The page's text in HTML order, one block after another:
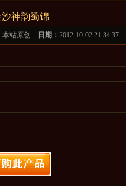
沙神韵蜀锦
本站原创 日期： 2012-10-02 21:34:37